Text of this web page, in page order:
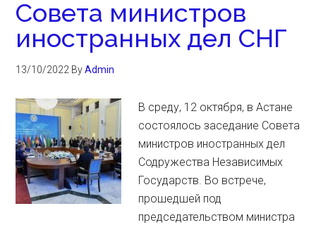
Совета министров
иностранных дел СНГ
13/10/2022 ByAdmin
В среду, 12 октября, в Астане
состоялось заседание Совета
министров иностранных дел
Содружества Независимых
Государств. Во встрече,
прошедшей под
председательством министра